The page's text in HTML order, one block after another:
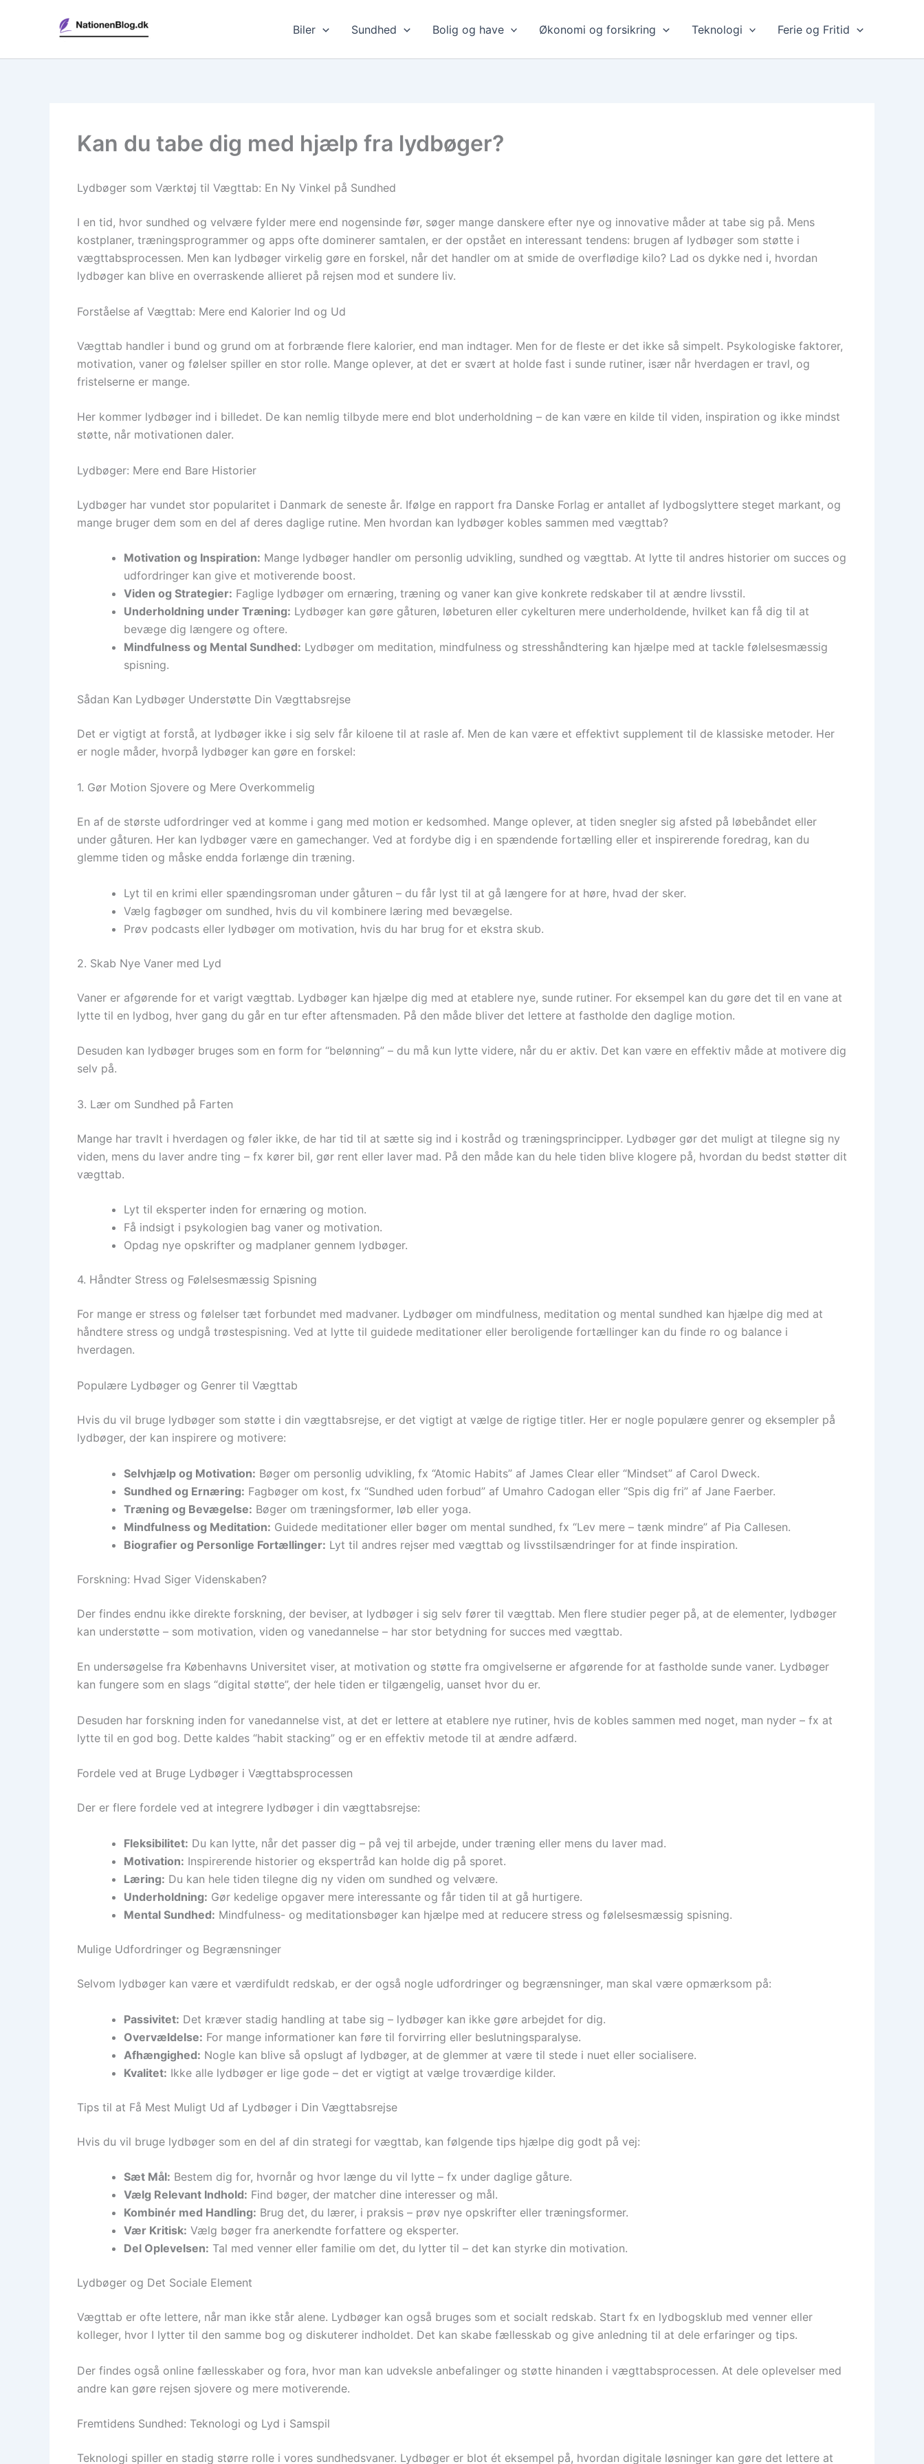
Biler Sundhed Bolig og have Økonomi og forsikring Teknologi Ferie og Fritid
Kan du tabe dig med hjælp fra lydbøger?
Lydbøger som Værktøj til Vægttab: En Ny Vinkel på Sundhed
I en tid, hvor sundhed og velvære fylder mere end nogensinde før, søger mange danskere efter nye og innovative måder at tabe sig på. Mens
kostplaner, træningsprogrammer og apps ofte dominerer samtalen, er der opstået en interessant tendens: brugen af lydbøger som støtte i
vægttabsprocessen. Men kan lydbøger virkelig gøre en forskel, når det handler om at smide de overflødige kilo? Lad os dykke ned i, hvordan
lydbøger kan blive en overraskende allieret på rejsen mod et sundere liv.
Forståelse af Vægttab: Mere end Kalorier Ind og Ud
Vægttab handler i bund og grund om at forbrænde flere kalorier, end man indtager. Men for de fleste er det ikke så simpelt. Psykologiske faktorer,
motivation, vaner og følelser spiller en stor rolle. Mange oplever, at det er svært at holde fast i sunde rutiner, især når hverdagen er travl, og
fristelserne er mange.
Her kommer lydbøger ind i billedet. De kan nemlig tilbyde mere end blot underholdning – de kan være en kilde til viden, inspiration og ikke mindst
støtte, når motivationen daler.
Lydbøger: Mere end Bare Historier
Lydbøger har vundet stor popularitet i Danmark de seneste år. Ifølge en rapport fra Danske Forlag er antallet af lydbogslyttere steget markant, og
mange bruger dem som en del af deres daglige rutine. Men hvordan kan lydbøger kobles sammen med vægttab?
Motivation og Inspiration: Mange lydbøger handler om personlig udvikling, sundhed og vægttab. At lytte til andres historier om succes og
udfordringer kan give et motiverende boost.
Viden og Strategier: Faglige lydbøger om ernæring, træning og vaner kan give konkrete redskaber til at ændre livsstil.
Underholdning under Træning: Lydbøger kan gøre gåturen, løbeturen eller cykelturen mere underholdende, hvilket kan få dig til at
bevæge dig længere og oftere.
Mindfulness og Mental Sundhed: Lydbøger om meditation, mindfulness og stresshåndtering kan hjælpe med at tackle følelsesmæssig
spisning.
Sådan Kan Lydbøger Understøtte Din Vægttabsrejse
Det er vigtigt at forstå, at lydbøger ikke i sig selv får kiloene til at rasle af. Men de kan være et effektivt supplement til de klassiske metoder. Her
er nogle måder, hvorpå lydbøger kan gøre en forskel:
1. Gør Motion Sjovere og Mere Overkommelig
En af de største udfordringer ved at komme i gang med motion er kedsomhed. Mange oplever, at tiden snegler sig afsted på løbebåndet eller
under gåturen. Her kan lydbøger være en gamechanger. Ved at fordybe dig i en spændende fortælling eller et inspirerende foredrag, kan du
glemme tiden og måske endda forlænge din træning.
Lyt til en krimi eller spændingsroman under gåturen – du får lyst til at gå længere for at høre, hvad der sker.
Vælg fagbøger om sundhed, hvis du vil kombinere læring med bevægelse.
Prøv podcasts eller lydbøger om motivation, hvis du har brug for et ekstra skub.
2. Skab Nye Vaner med Lyd
Vaner er afgørende for et varigt vægttab. Lydbøger kan hjælpe dig med at etablere nye, sunde rutiner. For eksempel kan du gøre det til en vane at
lytte til en lydbog, hver gang du går en tur efter aftensmaden. På den måde bliver det lettere at fastholde den daglige motion.
Desuden kan lydbøger bruges som en form for “belønning” – du må kun lytte videre, når du er aktiv. Det kan være en effektiv måde at motivere dig
selv på.
3. Lær om Sundhed på Farten
Mange har travlt i hverdagen og føler ikke, de har tid til at sætte sig ind i kostråd og træningsprincipper. Lydbøger gør det muligt at tilegne sig ny
viden, mens du laver andre ting – fx kører bil, gør rent eller laver mad. På den måde kan du hele tiden blive klogere på, hvordan du bedst støtter dit
vægttab.
Lyt til eksperter inden for ernæring og motion.
Få indsigt i psykologien bag vaner og motivation.
Opdag nye opskrifter og madplaner gennem lydbøger.
4. Håndter Stress og Følelsesmæssig Spisning
For mange er stress og følelser tæt forbundet med madvaner. Lydbøger om mindfulness, meditation og mental sundhed kan hjælpe dig med at
håndtere stress og undgå trøstespisning. Ved at lytte til guidede meditationer eller beroligende fortællinger kan du finde ro og balance i
hverdagen.
Populære Lydbøger og Genrer til Vægttab
Hvis du vil bruge lydbøger som støtte i din vægttabsrejse, er det vigtigt at vælge de rigtige titler. Her er nogle populære genrer og eksempler på
lydbøger, der kan inspirere og motivere:
Selvhjælp og Motivation: Bøger om personlig udvikling, fx “Atomic Habits” af James Clear eller “Mindset” af Carol Dweck.
Sundhed og Ernæring: Fagbøger om kost, fx “Sundhed uden forbud” af Umahro Cadogan eller “Spis dig fri” af Jane Faerber.
Træning og Bevægelse: Bøger om træningsformer, løb eller yoga.
Mindfulness og Meditation: Guidede meditationer eller bøger om mental sundhed, fx “Lev mere – tænk mindre” af Pia Callesen.
Biografier og Personlige Fortællinger: Lyt til andres rejser med vægttab og livsstilsændringer for at finde inspiration.
Forskning: Hvad Siger Videnskaben?
Der findes endnu ikke direkte forskning, der beviser, at lydbøger i sig selv fører til vægttab. Men flere studier peger på, at de elementer, lydbøger
kan understøtte – som motivation, viden og vanedannelse – har stor betydning for succes med vægttab.
En undersøgelse fra Københavns Universitet viser, at motivation og støtte fra omgivelserne er afgørende for at fastholde sunde vaner. Lydbøger
kan fungere som en slags “digital støtte”, der hele tiden er tilgængelig, uanset hvor du er.
Desuden har forskning inden for vanedannelse vist, at det er lettere at etablere nye rutiner, hvis de kobles sammen med noget, man nyder – fx at
lytte til en god bog. Dette kaldes “habit stacking” og er en effektiv metode til at ændre adfærd.
Fordele ved at Bruge Lydbøger i Vægttabsprocessen
Der er flere fordele ved at integrere lydbøger i din vægttabsrejse:
Fleksibilitet: Du kan lytte, når det passer dig – på vej til arbejde, under træning eller mens du laver mad.
Motivation: Inspirerende historier og ekspertråd kan holde dig på sporet.
Læring: Du kan hele tiden tilegne dig ny viden om sundhed og velvære.
Underholdning: Gør kedelige opgaver mere interessante og får tiden til at gå hurtigere.
Mental Sundhed: Mindfulness- og meditationsbøger kan hjælpe med at reducere stress og følelsesmæssig spisning.
Mulige Udfordringer og Begrænsninger
Selvom lydbøger kan være et værdifuldt redskab, er der også nogle udfordringer og begrænsninger, man skal være opmærksom på:
Passivitet: Det kræver stadig handling at tabe sig – lydbøger kan ikke gøre arbejdet for dig.
Overvældelse: For mange informationer kan føre til forvirring eller beslutningsparalyse.
Afhængighed: Nogle kan blive så opslugt af lydbøger, at de glemmer at være til stede i nuet eller socialisere.
Kvalitet: Ikke alle lydbøger er lige gode – det er vigtigt at vælge troværdige kilder.
Tips til at Få Mest Muligt Ud af Lydbøger i Din Vægttabsrejse
Hvis du vil bruge lydbøger som en del af din strategi for vægttab, kan følgende tips hjælpe dig godt på vej:
Sæt Mål: Bestem dig for, hvornår og hvor længe du vil lytte – fx under daglige gåture.
Vælg Relevant Indhold: Find bøger, der matcher dine interesser og mål.
Kombinér med Handling: Brug det, du lærer, i praksis – prøv nye opskrifter eller træningsformer.
Vær Kritisk: Vælg bøger fra anerkendte forfattere og eksperter.
Del Oplevelsen: Tal med venner eller familie om det, du lytter til – det kan styrke din motivation.
Lydbøger og Det Sociale Element
Vægttab er ofte lettere, når man ikke står alene. Lydbøger kan også bruges som et socialt redskab. Start fx en lydbogsklub med venner eller
kolleger, hvor I lytter til den samme bog og diskuterer indholdet. Det kan skabe fællesskab og give anledning til at dele erfaringer og tips.
Der findes også online fællesskaber og fora, hvor man kan udveksle anbefalinger og støtte hinanden i vægttabsprocessen. At dele oplevelser med
andre kan gøre rejsen sjovere og mere motiverende.
Fremtidens Sundhed: Teknologi og Lyd i Samspil
Teknologi spiller en stadig større rolle i vores sundhedsvaner. Lydbøger er blot ét eksempel på, hvordan digitale løsninger kan gøre det lettere at